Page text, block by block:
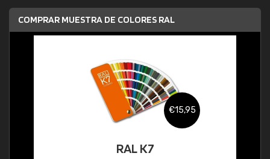
COMPRAR MUESTRA DE COLORES RAL
€15,95
RAL K7